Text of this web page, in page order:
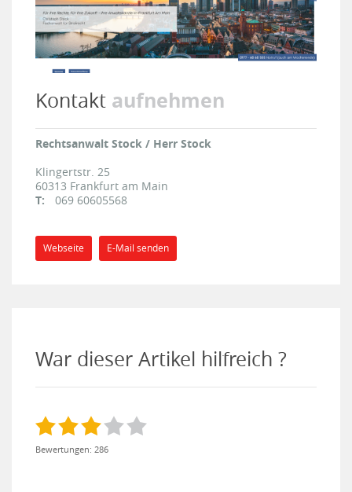
Kontakt aufnehmen
Rechtsanwalt Stock / Herr Stock
Klingertstr. 25
60313 Frankfurt am Main
T:
069 60605568
Webseite E-Mail senden
War dieser Artikel hilfreich ?
Bewertungen: 286